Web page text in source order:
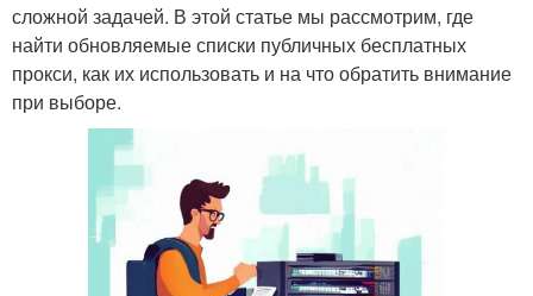
сложной задачей. В этой статье мы рассмотрим, где
найти обновляемые списки публичных бесплатных
прокси, как их использовать и на что обратить внимание
при выборе.